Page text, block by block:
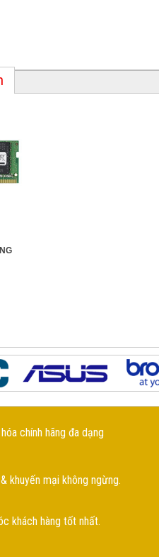
chính hãng đa dạng
khuyến mại không ngừng.
khách hàng tốt nhất.